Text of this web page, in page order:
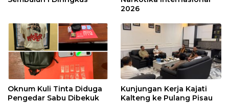
2026
Oknum Kuli Tinta Diduga
Pengedar Sabu Dibekuk
Kunjungan Kerja Kajati
Kalteng ke Pulang Pisau